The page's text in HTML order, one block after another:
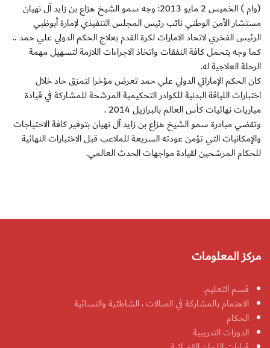
(وام ) الخميس 2 مايو 2013: وجه سمو الشيخ هزاع بن زايد آل نهيان
مستشار الأمن الوطني نائب رئيس المجلس التنفيذي لإمارة أبوظبي
الرئيس الفخري لاتحاد الامارات لكرة القدم بعلاج الحكم الدولي علي حمد ..
كما وجه بتحمل كافة النفقات واتخاذ الاجراءات اللازمة لتسهيل مهمة
الرحلة العلاجية له.
كان الحكم الإماراتي الدولي علي حمد تعرض مؤخرا لتمزق حاد خلال
اختبارات اللياقة البدنية للكوادر التحكيمية المرشحة للمشاركة في قيادة
مباريات نهائيات كأس العالم بالبرازيل 2014 .
وتقضي مبادرة سمو الشيخ هزاع بن زايد آل نهيان بتوفير كافة الاحتياجات
والإمكانيات التي تؤمن عودته السريعة للملاعب قبل الاختبارات النهائية
للحكام المرشحين لقيادة مواجهات الحدث العالمي.
مركز المعلومات
قسم التعليم.
الاهتمام بالمشاركة في الصالات ، الشاطئية والنسائية
الحكام
الدورات التدريبية